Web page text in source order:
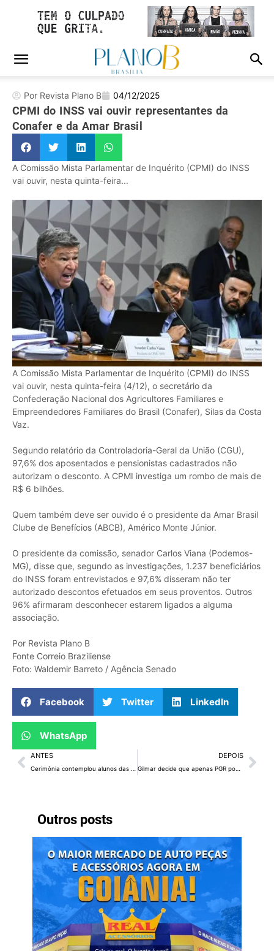
Outros posts
Por Revista Plano B 04/12/2025
CPMI do INSS vai ouvir representantes da
Conafer e da Amar Brasil
A Comissão Mista Parlamentar de Inquérito (CPMI) do INSS
vai ouvir, nesta quinta-feira...
A Comissão Mista Parlamentar de Inquérito (CPMI) do INSS
vai ouvir, nesta quinta-feira (4/12), o secretário da
Confederação Nacional dos Agricultores Familiares e
Empreendedores Familiares do Brasil (Conafer), Silas da Costa
Vaz.
Segundo relatório da Controladoria-Geral da União (CGU),
97,6% dos aposentados e pensionistas cadastrados não
autorizam o desconto. A CPMI investiga um rombo de mais de
R$ 6 bilhões.
Quem também deve ser ouvido é o presidente da Amar Brasil
Clube de Benefícios (ABCB), Américo Monte Júnior.
O presidente da comissão, senador Carlos Viana (Podemos-
MG), disse que, segundo as investigações, 1.237 beneficiários
do INSS foram entrevistados e 97,6% disseram não ter
autorizado descontos efetuados em seus proventos. Outros
96% afirmaram desconhecer estarem ligados a alguma
associação.
Por Revista Plano B
Fonte Correio Braziliense
Foto: Waldemir Barreto / Agência Senado
Facebook Twitter LinkedIn
WhatsApp
ANTES DEPOIS
Gilmar decide que apenas PGR pode pedir impeachment de ministros do STF